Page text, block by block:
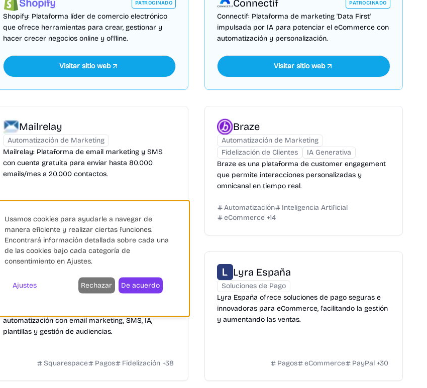
Shopify PATROCINADO
Shopify: Plataforma líder de comercio electrónico
que ofrece herramientas para crear, gestionar y
hacer crecer negocios online y offline.
Visitar sitio web
Connectif PATROCINADO
Connectif: Plataforma de marketing 'Data First'
impulsada por IA para potenciar el eCommerce con
automatización y personalización.
Visitar sitio web
Mailrelay
Automatización de Marketing
Mailrelay: Plataforma de email marketing y SMS
con cuenta gratuita para enviar hasta 80.000
emails/mes a 20.000 contactos.
+5
Braze
Automatización de Marketing
Fidelización de Clientes
IA Generativa
Braze es una plataforma de customer engagement
que permite interacciones personalizadas y
omnicanal en tiempo real.
Automatización
Inteligencia Artificial
eCommerce +14
Automatización de Marketing
Gestión de Feeds
automatización con email marketing, SMS, IA,
plantillas y gestión de audiencias.
Squarespace Pagos Fidelización +38
Lyra España
Soluciones de Pago
Lyra España ofrece soluciones de pago seguras e
innovadoras para eCommerce, facilitando la gestión
y aumentando las ventas.
Pagos eCommerce PayPal +30
Usamos cookies para ayudarle a navegar de
manera eficiente y realizar ciertas funciones.
Encontrará información detallada sobre cada una
de las cookies bajo cada categoría de
consentimiento en Ajustes.
Ajustes Rechazar De acuerdo